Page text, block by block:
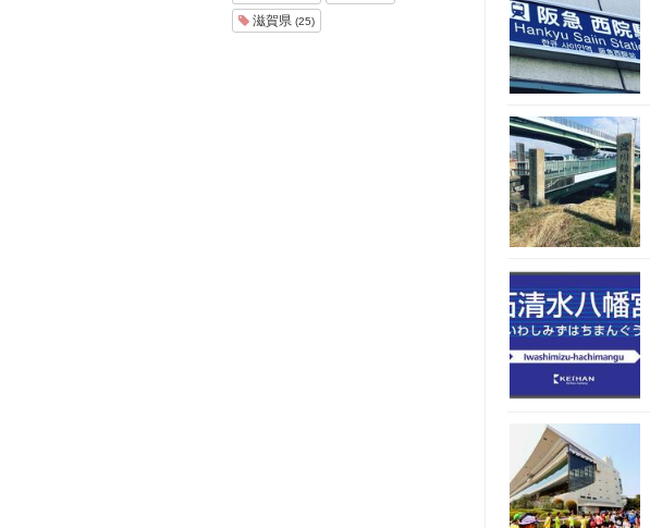
滋賀県 (25)